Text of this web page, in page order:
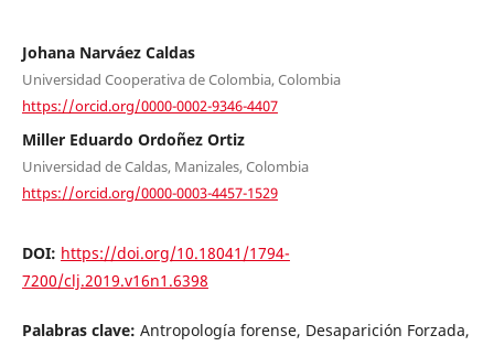
Johana Narváez Caldas
Universidad Cooperativa de Colombia, Colombia
https://orcid.org/0000-0002-9346-4407
Miller Eduardo Ordoñez Ortiz
Universidad de Caldas, Manizales, Colombia
https://orcid.org/0000-0003-4457-1529
DOI: https://doi.org/10.18041/1794-
7200/clj.2019.v16n1.6398
Palabras clave: Antropología forense, Desaparición Forzada,